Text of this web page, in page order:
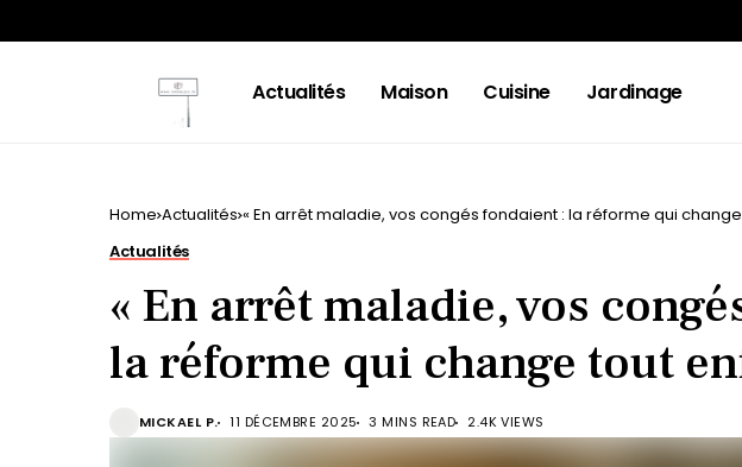
Actualités Maison Cuisine Jardinage
Home Actualités « En arrêt maladie, vos congés fondaient : la réforme qui
Actualités
« En arrêt maladie, vos
la réforme qui change tout
MICKAEL P. 11 DÉCEMBRE 2025 3 MINS READ 2.4K VIEWS